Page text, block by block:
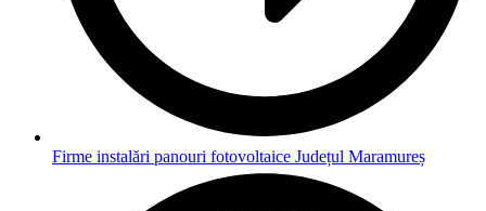
Firme instalări panouri fotovoltaice Județul Maramureș